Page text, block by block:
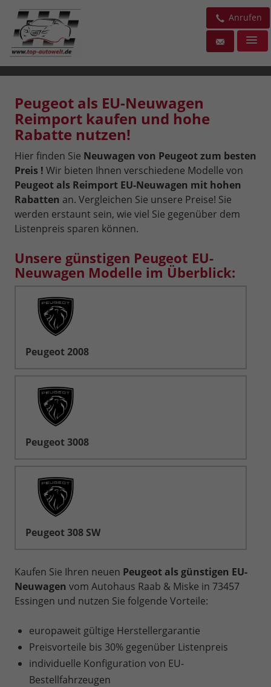
Anrufen
Peugeot als EU-Neuwagen
Reimport kaufen und hohe
Rabatte nutzen!
Hier finden Sie Neuwagen von Peugeot zum besten
Preis ! Wir bieten Ihnen verschiedene Modelle von
Peugeot als Reimport EU-Neuwagen mit hohen
Rabatten an. Vergleichen Sie unsere Preise! Sie
werden erstaunt sein, wie viel Sie gegenüber dem
Listenpreis sparen können.
Unsere günstigen Peugeot EU-
Neuwagen Modelle im Überblick:
Peugeot 2008
Peugeot 3008
Peugeot 308 SW
Kaufen Sie Ihren neuen Peugeot als günstigen EU-
Neuwagen vom Autohaus Raab & Miske in 73457
Essingen und nutzen Sie folgende Vorteile:
europaweit gültige Herstellergarantie
Preisvorteile bis 30% gegenüber Listenpreis
individuelle Konfiguration von EU-
Bestellfahrzeugen